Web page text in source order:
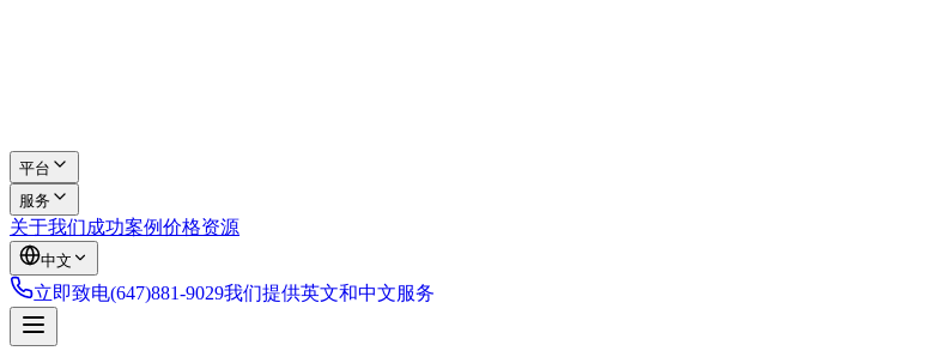
平台
服务
关于我们成功案例价格资源
中文
立即致电(647)881-9029我们提供英文和中文服务